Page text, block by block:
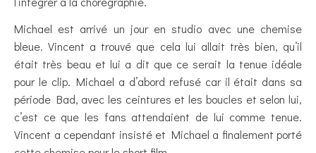
Michael est arrivé un jour en studio avec une chemise
bleue. Vincent a trouvé que cela lui allait très bien, qu’il
était très beau et lui a dit que ce serait la tenue idéale
pour le clip. Michael a d’abord refusé car il était dans sa
période Bad, avec les ceintures et les boucles et selon lui,
c’est ce que les fans attendaient de lui comme tenue.
Vincent a cependant insisté et Michael a finalement porté